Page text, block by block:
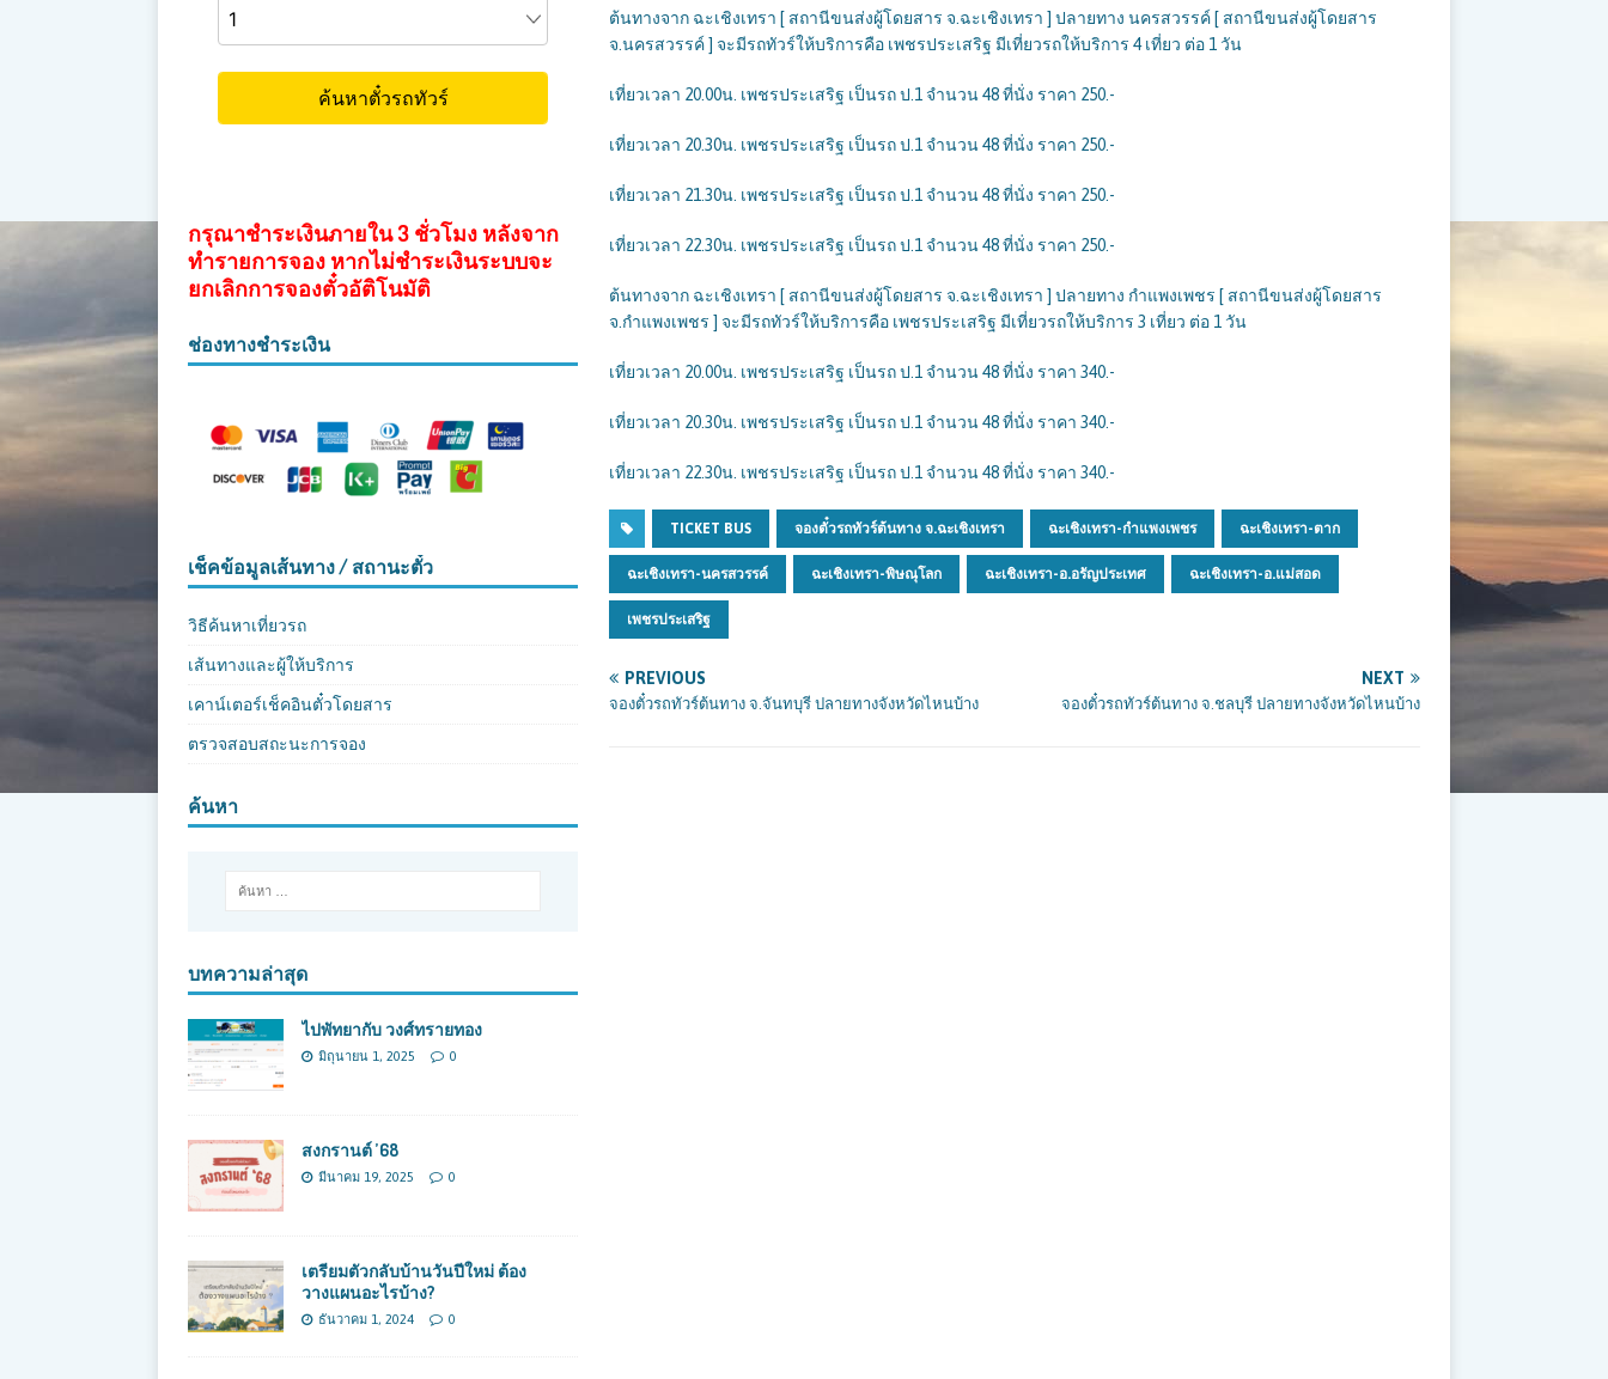
ต้นทางจาก ฉะเชิงเทรา [ สถานีขนส่งผู้โดยสาร จ.ฉะเชิงเทรา ] ปลายทาง นครสวรรค์ [ สถานีขนส่งผู้โดยสาร
จ.นครสวรรค์ ] จะมีรถทัวร์ให้บริการคือ เพชรประเสริฐ มีเที่ยวรถให้บริการ 4 เที่ยว ต่อ 1 วัน
เที่ยวเวลา 20.00น. เพชรประเสริฐ เป็นรถ ป.1 จำนวน 48 ที่นั่ง ราคา 250.-
เที่ยวเวลา 20.30น. เพชรประเสริฐ เป็นรถ ป.1 จำนวน 48 ที่นั่ง ราคา 250.-
เที่ยวเวลา 21.30น. เพชรประเสริฐ เป็นรถ ป.1 จำนวน 48 ที่นั่ง ราคา 250.-
เที่ยวเวลา 22.30น. เพชรประเสริฐ เป็นรถ ป.1 จำนวน 48 ที่นั่ง ราคา 250.-
ต้นทางจาก ฉะเชิงเทรา [ สถานีขนส่งผู้โดยสาร จ.ฉะเชิงเทรา ] ปลายทาง กำแพงเพชร [ สถานีขนส่งผู้โดยสาร
จ.กำแพงเพชร ] จะมีรถทัวร์ให้บริการคือ เพชรประเสริฐ มีเที่ยวรถให้บริการ 3 เที่ยว ต่อ 1 วัน
เที่ยวเวลา 20.00น. เพชรประเสริฐ เป็นรถ ป.1 จำนวน 48 ที่นั่ง ราคา 340.-
เที่ยวเวลา 20.30น. เพชรประเสริฐ เป็นรถ ป.1 จำนวน 48 ที่นั่ง ราคา 340.-
เที่ยวเวลา 22.30น. เพชรประเสริฐ เป็นรถ ป.1 จำนวน 48 ที่นั่ง ราคา 340.-
TICKET BUS จองตั๋วรถทัวร์ต้นทาง จ.ฉะเชิงเทรา ฉะเชิงเทรา-กำแพงเพชร ฉะเชิงเทรา-ตาก
ฉะเชิงเทรา-นครสวรรค์ ฉะเชิงเทรา-พิษณุโลก ฉะเชิงเทรา-อ.อรัญประเทศ ฉะเชิงเทรา-อ.แม่สอด
เพชรประเสริฐ
PREVIOUS
จองตั๋วรถทัวร์ต้นทาง จ.จันทบุรี ปลายทางจังหวัดไหนบ้าง
NEXT
จองตั๋วรถทัวร์ต้นทาง จ.ชลบุรี ปลายทางจังหวัดไหนบ้าง
กรุณาชำระเงินภายใน 3 ชั่วโมง หลังจาก
ทำรายการจอง หากไม่ชำระเงินระบบจะ
ยกเลิกการจองตั๋วอัติโนมัติ
ช่องทางชำระเงิน
เช็คข้อมูลเส้นทาง / สถานะตั๋ว
วิธีค้นหาเที่ยวรถ
เส้นทางและผู้ให้บริการ
เคาน์เตอร์เช็คอินตั๋วโดยสาร
ตรวจสอบสถะนะการจอง
ค้นหา
บทความล่าสุด
ไปพัทยากับ วงศ์ทรายทอง
มิถุนายน 1, 2025 0
สงกรานต์ ’68
มีนาคม 19, 2025 0
เตรียมตัวกลับบ้านวันปีใหม่ ต้อง
วางแผนอะไรบ้าง?
ธันวาคม 1, 2024 0